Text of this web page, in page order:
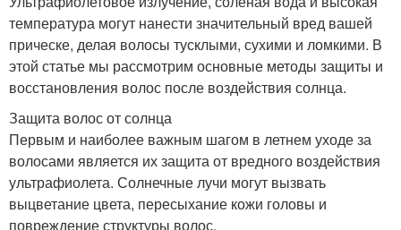
температура могут нанести значительный вред вашей
прическе, делая волосы тусклыми, сухими и ломкими. В
этой статье мы рассмотрим основные методы защиты и
восстановления волос после воздействия солнца.
Защита волос от солнца
Первым и наиболее важным шагом в летнем уходе за
волосами является их защита от вредного воздействия
ультрафиолета. Солнечные лучи могут вызвать
выцветание цвета, пересыхание кожи головы и
повреждение структуры волос.